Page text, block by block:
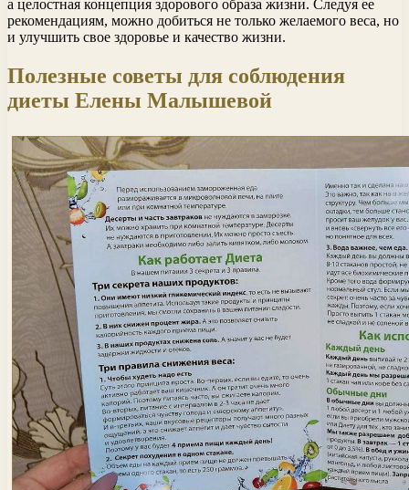
а целостная концепция здорового образа жизни. Следуя ее
рекомендациям, можно добиться не только желаемого веса, но
и улучшить свое здоровье и качество жизни.
Полезные советы для соблюдения
диеты Елены Малышевой